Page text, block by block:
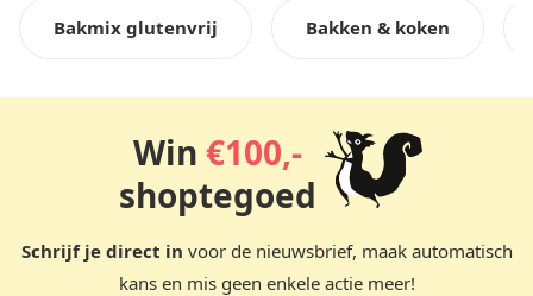
bekleed een springvorm met dit deeg.
Bedek het geheel met een raster van reepjes deeg en
bestrijk met losgeklopt ei.
Bak gedurende 60 minuten op 180 °C in de oven.
Bakmix glutenvrij Bakken & koken
Win €100,-
shoptegoed
Schrijf je direct in voor de nieuwsbrief, maak automatisch
kans en mis geen enkele actie meer!